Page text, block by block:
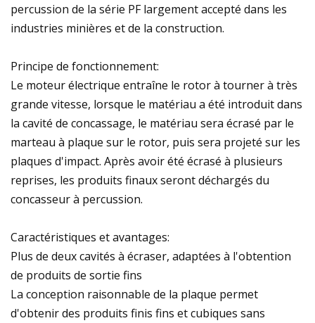
percussion de la série PF largement accepté dans les
industries minières et de la construction.
Principe de fonctionnement:
Le moteur électrique entraîne le rotor à tourner à très
grande vitesse, lorsque le matériau a été introduit dans
la cavité de concassage, le matériau sera écrasé par le
marteau à plaque sur le rotor, puis sera projeté sur les
plaques d'impact. Après avoir été écrasé à plusieurs
reprises, les produits finaux seront déchargés du
concasseur à percussion.
Caractéristiques et avantages:
Plus de deux cavités à écraser, adaptées à l'obtention
de produits de sortie fins
La conception raisonnable de la plaque permet
d'obtenir des produits finis fins et cubiques sans